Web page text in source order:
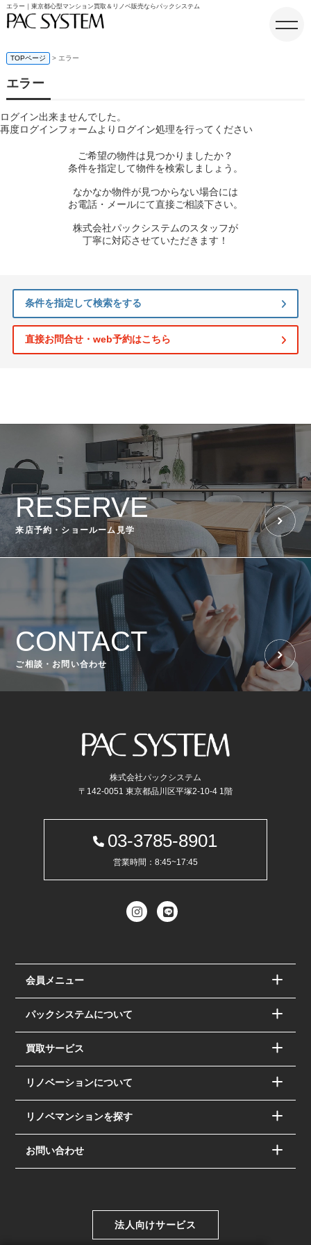
エラー｜東京都心型マンション買取＆リノベ販売ならパックシステム
TOPページ > エラー
エラー
ログイン出来ませんでした。
再度ログインフォームよりログイン処理を行ってください
ご希望の物件は見つかりましたか？
条件を指定して物件を検索しましょう。
なかなか物件が見つからない場合には
お電話・メールにて直接ご相談下さい。
株式会社パックシステムのスタッフが
丁寧に対応させていただきます！
条件を指定して検索をする
直接お問合せ・web予約はこちら
RESERVE
来店予約・ショールーム見学
CONTACT
ご相談・お問い合わせ
株式会社パックシステム
〒142-0051 東京都品川区平塚2-10-4 1階
03-3785-8901
営業時間：8:45~17:45
会員メニュー
パックシステムについて
買取サービス
リノベーションについて
リノベマンションを探す
お問い合わせ
法人向けサービス